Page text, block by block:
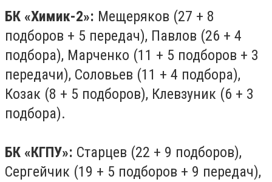
БК «Химик-2»: Мещеряков (27 + 8
подборов + 5 передач), Павлов (26 + 4
подбора), Марченко (11 + 5 подборов + 3
передачи), Соловьев (11 + 4 подбора),
Козак (8 + 5 подборов), Клевзуник (6 + 3
подбора).
БК «КГПУ»: Старцев (22 + 9 подборов),
Сергейчик (19 + 5 подборов + 9 передач),